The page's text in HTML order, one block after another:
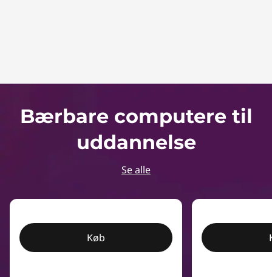
Bærbare computere til
uddannelse
Se alle
Køb